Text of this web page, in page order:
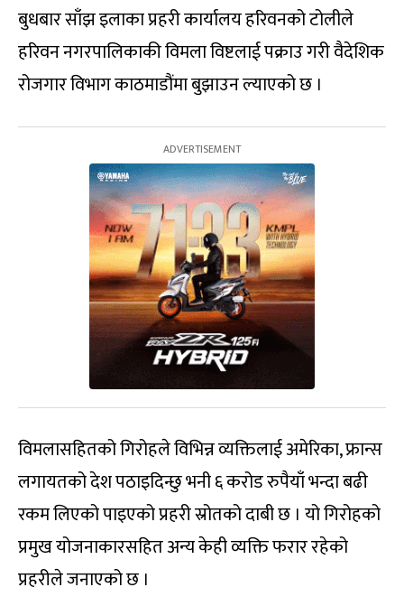
बुधबार साँझ इलाका प्रहरी कार्यालय हरिवनको टोलीले
हरिवन नगरपालिकाकी विमला विष्टलाई पक्राउ गरी वैदेशिक
रोजगार विभाग काठमाडौंमा बुझाउन ल्याएको छ ।
विमलासहितको गिरोहले विभिन्न व्यक्तिलाई अमेरिका, फ्रान्स
लगायतको देश पठाइदिन्छु भनी ६ करोड रुपैयाँ भन्दा बढी
रकम लिएको पाइएको प्रहरी स्रोतको दाबी छ । यो गिरोहको
प्रमुख योजनाकारसहित अन्य केही व्यक्ति फरार रहेको
प्रहरीले जनाएको छ ।